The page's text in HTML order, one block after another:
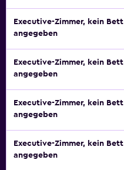
Executive-Zimmer, kein Bett
angegeben
Executive-Zimmer, kein Bett
angegeben
Executive-Zimmer, kein Bett
angegeben
Executive-Zimmer, kein Bett
angegeben